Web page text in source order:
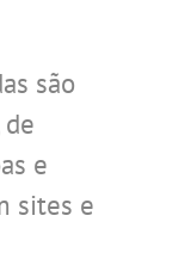
são
e
sites e